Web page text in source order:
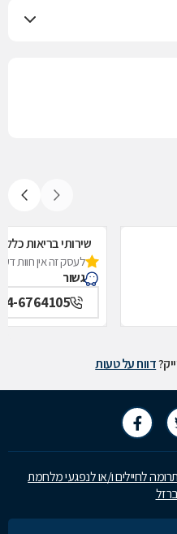
שירותי בריאות
לעסק זה אין חוות
גשור
6764105
דווח על טעות
לחיילים ו/או לנפגעי מלחמת